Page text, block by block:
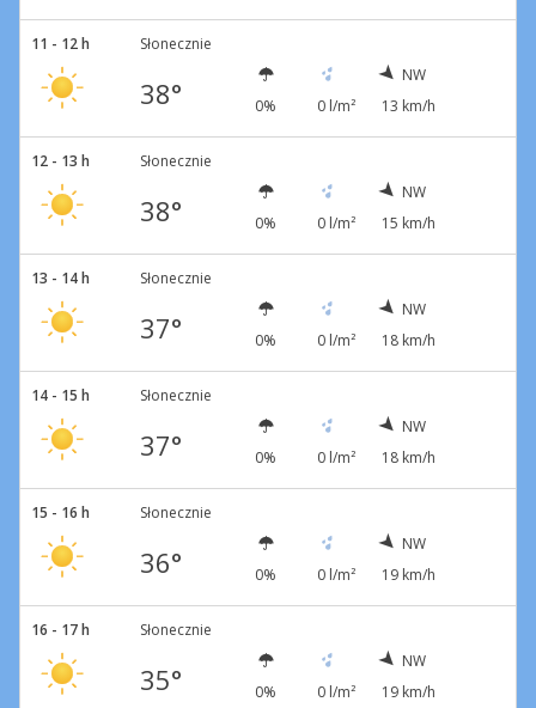
11 - 12 h Słonecznie
38° 0% 0 l/m²
NW
13 km/h
12 - 13 h Słonecznie
38° 0% 0 l/m²
NW
15 km/h
13 - 14 h Słonecznie
37° 0% 0 l/m²
NW
18 km/h
14 - 15 h Słonecznie
37° 0% 0 l/m²
NW
18 km/h
15 - 16 h Słonecznie
36° 0% 0 l/m²
NW
19 km/h
16 - 17 h Słonecznie
35° 0% 0 l/m²
NW
19 km/h